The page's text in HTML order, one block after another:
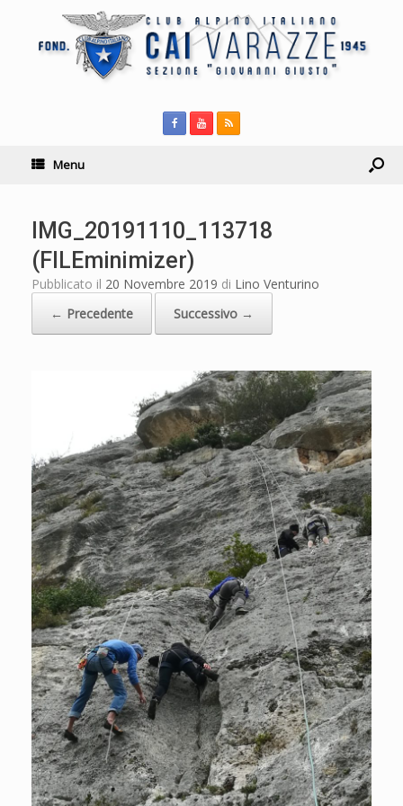
Menu
IMG_20191110_113718
(FILEminimizer)
Pubblicato il 20 Novembre 2019 di Lino Venturino
← Precedente
Successivo →